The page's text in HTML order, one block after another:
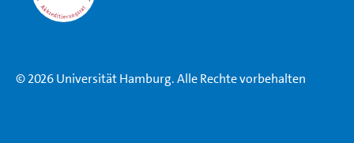
© 2026 Universität Hamburg. Alle Rechte vorbehalten